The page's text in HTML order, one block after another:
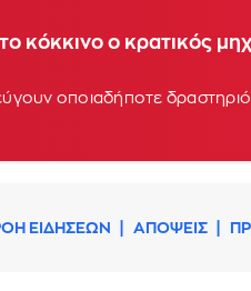
κόκκινο ο κρατικός
οποιαδήποτε
ΕΙΔΗΣΕΩΝ ΑΠΟΨΕΙΣ